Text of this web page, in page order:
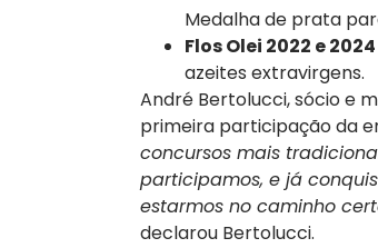
Medalha de prata
Flos Olei 2022 e
azeites extravirgens.
André Bertolucci, sócio e
primeira participação da
concursos mais
participamos, e já
estarmos no caminho
declarou Bertolucci.